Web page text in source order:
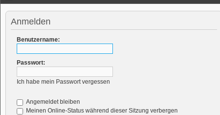
Anmelden
Benutzername:
Passwort:
Ich habe mein Passwort vergessen
Angemeldet bleiben
Meinen Online-Status während dieser Sitzung verbergen